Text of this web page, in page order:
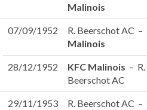
Malinois
07/09/1952 R. Beerschot AC –
Malinois
28/12/1952 KFC Malinois – R.
Beerschot AC
29/11/1953 R. Beerschot AC –